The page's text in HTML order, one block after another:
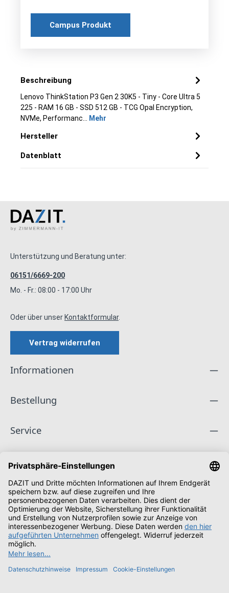
Campus Produkt
Beschreibung
Lenovo ThinkStation P3 Gen 2 30K5 - Tiny - Core Ultra 5
225 - RAM 16 GB - SSD 512 GB - TCG Opal Encryption,
NVMe, Performanc… Mehr
Hersteller
Datenblatt
Unterstützung und Beratung unter:
06151/6669-200
Mo. - Fr.: 08:00 - 17:00 Uhr
Oder über unserKontaktformular.
Vertrag widerrufen
Informationen
Bestellung
Service
Unternehmen
Folge uns
Zahlungsarten
Versandarten